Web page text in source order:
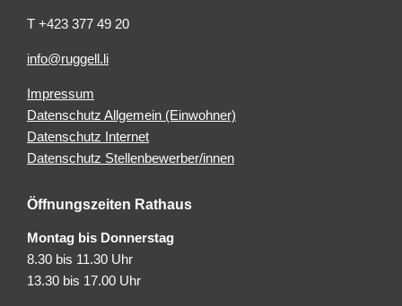
T +423 377 49 20
info@ruggell.li
Impressum
Datenschutz Allgemein (Einwohner)
Datenschutz Internet
Datenschutz Stellenbewerber/innen
Öffnungszeiten Rathaus
Montag bis Donnerstag
8.30 bis 11.30 Uhr
13.30 bis 17.00 Uhr